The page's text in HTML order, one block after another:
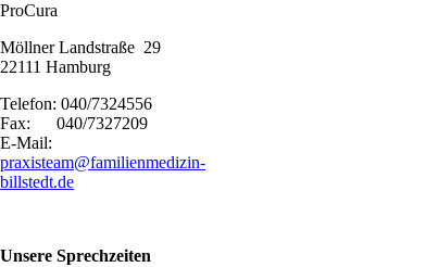
ProCura
Möllner Landstraße 29
22111 Hamburg
Telefon: 040/7324556
Fax: 040/7327209
E-Mail:
praxisteam@familienmedizin-
billstedt.de
Unsere Sprechzeiten